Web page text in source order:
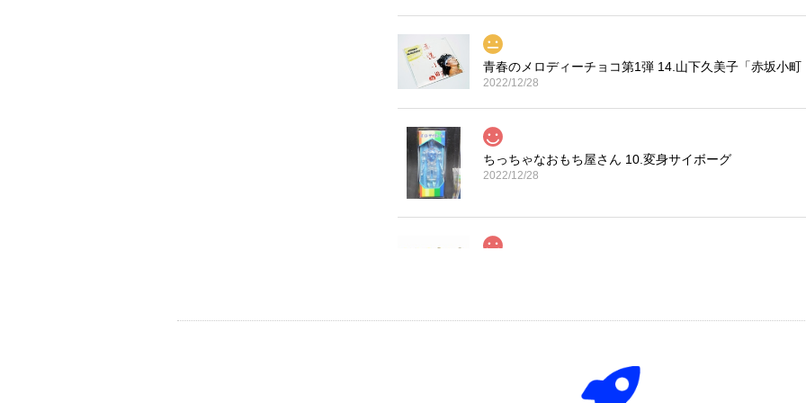
青春のメロディーチョコ第1弾 14.山下久美子「赤坂小町
2022/12/28
ちっちゃなおもち屋さん 10.変身サイボーグ
2022/12/28